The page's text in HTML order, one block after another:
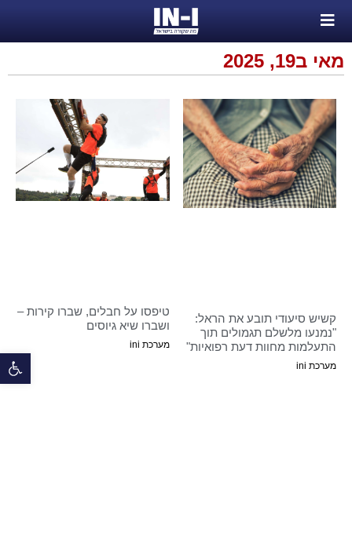
מאי ב19, 2025
קשיש סיעודי תובע את הראל:
"נמנעו מלשלם תגמולים תוך
התעלמות מחוות דעת רפואיות"
מערכת ini
טיפסו על חבלים, שברו קירות –
ושברו שיא גיוסים
מערכת ini